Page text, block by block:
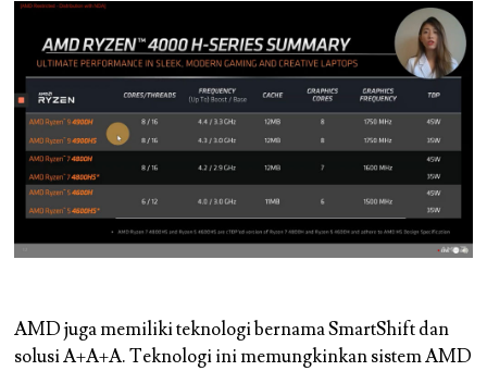
AMD juga memiliki teknologi bernama SmartShift dan
solusi A+A+A. Teknologi ini memungkinkan sistem AMD